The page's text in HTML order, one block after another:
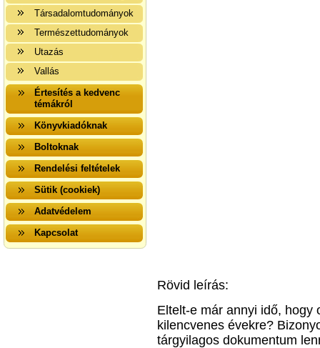
Társadalomtudományok
Természettudományok
Utazás
Vallás
Értesítés a kedvenc
témákról
Könyvkiadóknak
Boltoknak
Rendelési feltételek
Sütik (cookiek)
Adatvédelem
Kapcsolat
Rövid leírás:
Eltelt-e már annyi idő, hogy
kilencvenes évekre?
tárgyilagos dokumentum